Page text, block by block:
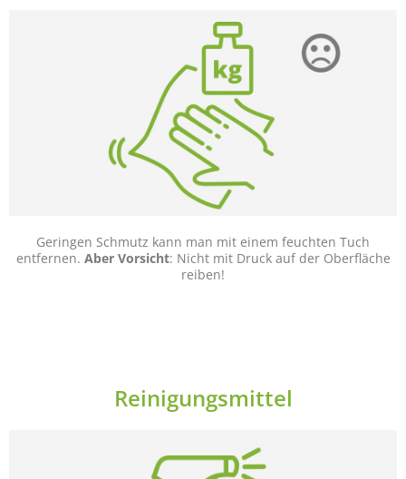
Geringen Schmutz kann man mit einem feuchten Tuch
entfernen. Aber Vorsicht: Nicht mit Druck auf der Oberfläche
reiben!
Reinigungsmittel